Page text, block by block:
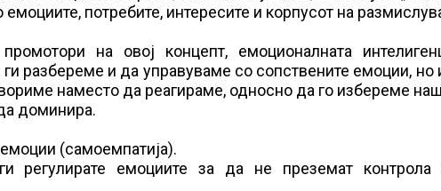
потребите, интересите и корпусот на
на овој концепт, емоционалната
разбереме и да управуваме со сопствените емоции, но
наместо да реагираме, односно да го избереме
доминира.
(самоемпатија).
регулирате емоциите за да не преземат контрола